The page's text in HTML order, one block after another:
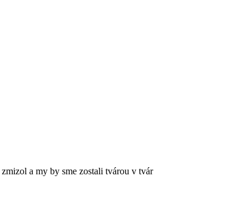
a my by sme zostali tvárou v tvár